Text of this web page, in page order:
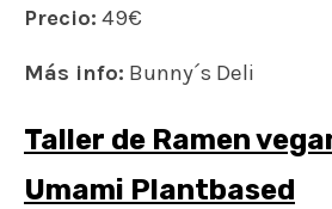
Precio: 49€
Más info: Bunny´s Deli
Taller de Ramen
Umami Plantbased